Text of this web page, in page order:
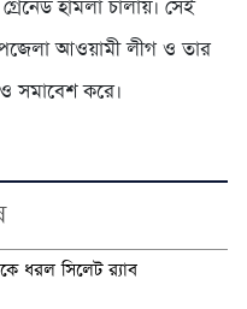
হামলা চালায়। সেই
আওয়ামী লীগ ও তার
সমাবেশ করে।
ধরল সিলেট র‌্যাব